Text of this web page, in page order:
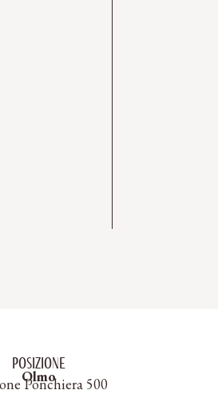
Posizione
Olmo
Ponchiera 500